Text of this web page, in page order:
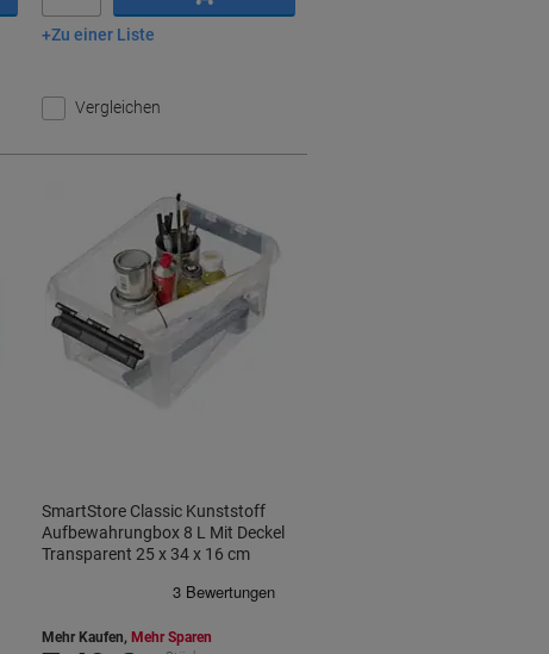
In den Warenkorb
Zu einer Liste
Vergleichen
SmartStore Classic Kunststoff
Aufbewahrungbox 8 L Mit Deckel
Transparent 25 x 34 x 16 cm
Mehr Kaufen, Mehr Sparen